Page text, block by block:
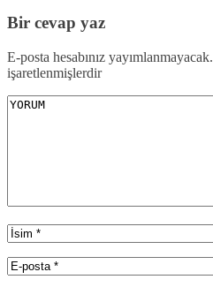
Bir cevap yaz
E-posta hesabınız yayımlanmayacak.
işaretlenmişlerdir